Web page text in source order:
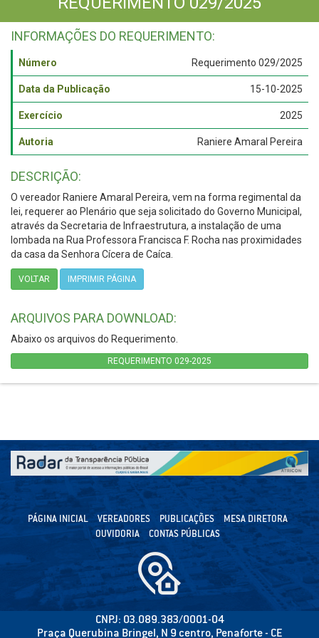
INFORMAÇÕES DO REQUERIMENTO:
Número Requerimento 029/2025
Data da Publicação 15-10-2025
Exercício 2025
Autoria Raniere Amaral Pereira
DESCRIÇÃO:
O vereador Raniere Amaral Pereira, vem na forma regimental da
lei, requerer ao Plenário que seja solicitado do Governo Municipal,
através da Secretaria de Infraestrutura, a instalação de uma
lombada na Rua Professora Francisca F. Rocha nas proximidades
da casa da Senhora Cícera de Caíca.
VOLTAR IMPRIMIR PÁGINA
ARQUIVOS PARA DOWNLOAD:
Abaixo os arquivos do Requerimento.
REQUERIMENTO 029-2025
PÁGINA INICIAL VEREADORES PUBLICAÇÕES
MESA DIRETORA
OUVIDORIA
CONTAS PÚBLICAS
CNPJ: 03.089.383/0001-04
Praça Querubina Bringel, N 9 centro, Penaforte - CE